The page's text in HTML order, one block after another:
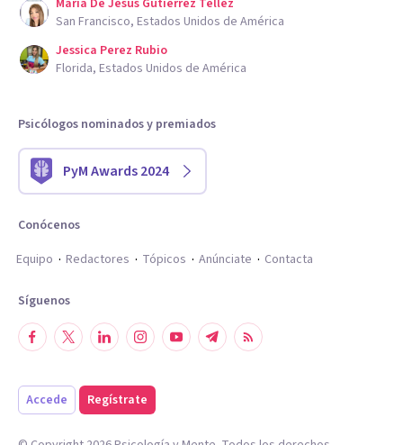
San Francisco, Estados Unidos de América
Jessica Perez Rubio
Florida, Estados Unidos de América
Psicólogos nominados y premiados
PyM Awards 2024
Conócenos
Equipo
Redactores Tópicos Anúnciate Contacta
Síguenos
Accede Regístrate